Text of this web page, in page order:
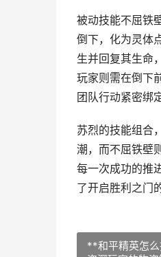
被动技能不屈铁
倒下，化为灵体
生并回复其生命
玩家则需在倒下
团队行动紧密绑
苏烈的技能组合
潮，而不屈铁壁
每一次成功的推
了开启胜利之门
**和平精英怎么